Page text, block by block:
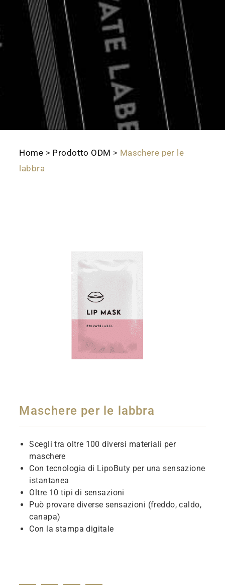
Home > Prodotto ODM > Maschere per le
labbra
Maschere per le labbra
Scegli tra oltre 100 diversi materiali per
maschere
Con tecnologia di LipoButy per una sensazione
istantanea
Oltre 10 tipi di sensazioni
Può provare diverse sensazioni (freddo, caldo,
canapa)
Con la stampa digitale